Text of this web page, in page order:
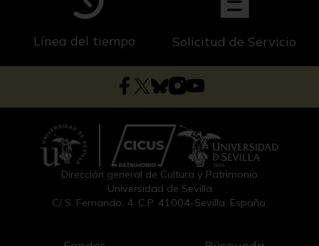
Línea del tiempo Solicitud de Servicio
Dirección general de Cultura y Patrimonio
Universidad de Sevilla
C/ S. Fernando, 4, C.P. 41004-Sevilla, España.